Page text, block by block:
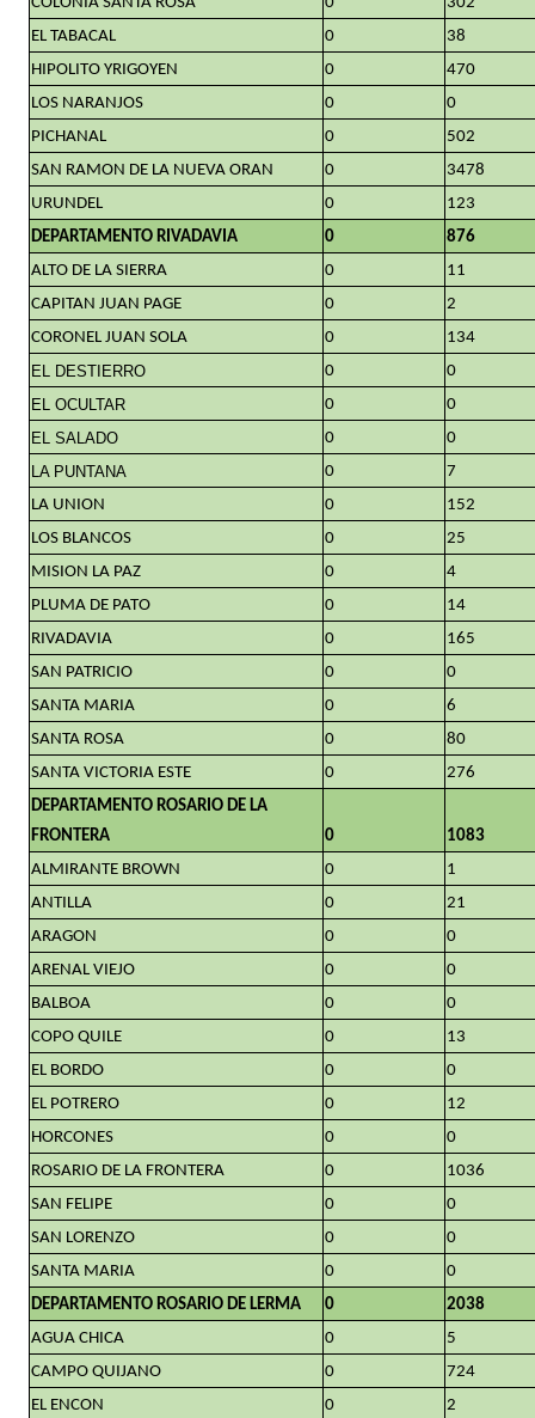
EL TABACAL
0
38
HIPOLITO YRIGOYEN
0
470
LOS NARANJOS
0
0
PICHANAL
0
502
SAN RAMON DE LA NUEVA ORAN
0
3478
URUNDEL
0
123
DEPARTAMENTO RIVADAVIA
0
876
ALTO DE LA SIERRA
0
11
CAPITAN JUAN PAGE
0
2
CORONEL JUAN SOLA
0
134
EL DESTIERRO
0
0
EL OCULTAR
0
0
EL SALADO
0
0
LA PUNTANA
0
7
LA UNION
0
152
LOS BLANCOS
0
25
MISION LA PAZ
0
4
PLUMA DE PATO
0
14
RIVADAVIA
0
165
SAN PATRICIO
0
0
SANTA MARIA
0
6
SANTA ROSA
0
80
SANTA VICTORIA ESTE
0
276
DEPARTAMENTO ROSARIO DE LA
FRONTERA
0
1083
ALMIRANTE BROWN
0
1
ANTILLA
0
21
ARAGON
0
0
ARENAL VIEJO
0
0
BALBOA
0
0
COPO QUILE
0
13
EL BORDO
0
0
EL POTRERO
0
12
HORCONES
0
0
ROSARIO DE LA FRONTERA
0
1036
SAN FELIPE
0
0
SAN LORENZO
0
0
SANTA MARIA
0
0
DEPARTAMENTO ROSARIO DE LERMA
0
2038
AGUA CHICA
0
5
CAMPO QUIJANO
0
724
EL ENCON
0
2